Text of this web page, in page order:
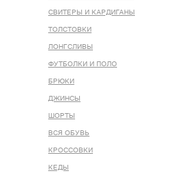
СВИТЕРЫ И КАРДИГАНЫ
ТОЛСТОВКИ
ЛОНГСЛИВЫ
ФУТБОЛКИ И ПОЛО
БРЮКИ
ДЖИНСЫ
ШОРТЫ
ВСЯ ОБУВЬ
КРОССОВКИ
КЕДЫ